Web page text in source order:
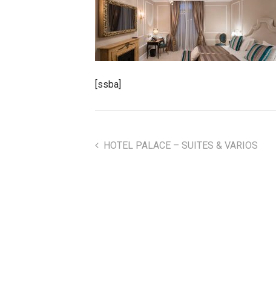
[ssba]
HOTEL PALACE – SUITES & VARIOS